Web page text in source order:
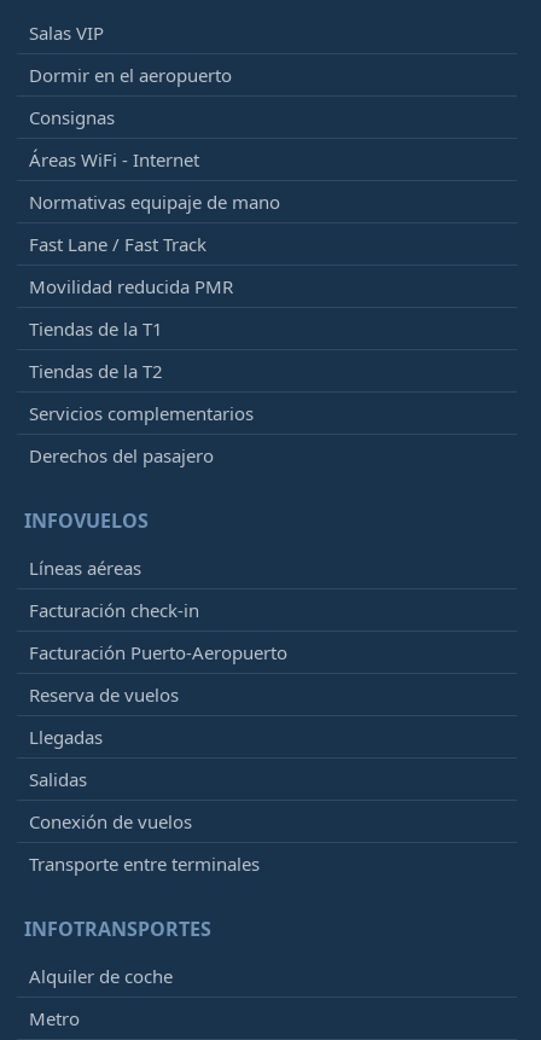
Salas VIP
Dormir en el aeropuerto
Consignas
Áreas WiFi - Internet
Normativas equipaje de mano
Fast Lane / Fast Track
Movilidad reducida PMR
Tiendas de la T1
Tiendas de la T2
Servicios complementarios
Derechos del pasajero
INFOVUELOS
Líneas aéreas
Facturación check-in
Facturación Puerto-Aeropuerto
Reserva de vuelos
Llegadas
Salidas
Conexión de vuelos
Transporte entre terminales
INFOTRANSPORTES
Alquiler de coche
Metro